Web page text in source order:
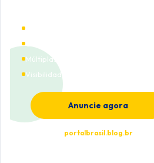
Múltiplas categorias
Visibilidade premium
Anuncie agora
portalbrasil.blog.br